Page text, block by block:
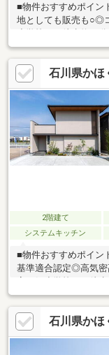
■物件おすすめポイ
地としても販売も○◎
イオンモールかほく
支店まで徒歩約21分
石川県かほ
2階建て
システムキッチン
■物件おすすめポイ
基準適合認定◎高気
宇ノ気小学校まで徒
ァミリーマートかほ
ほくまで徒歩約5分【
＝＝＝＝＝平日・土
れたい方はお気軽に
事前予約で時間外の
石川県かほ